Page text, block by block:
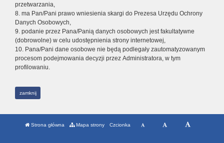
przetwarzania,
8. ma Pan/Pani prawo wniesienia skargi do Prezesa Urzędu Ochrony
Danych Osobowych,
9. podanie przez Pana/Panią danych osobowych jest fakultatywne
(dobrowolne) w celu udostępnienia strony internetowej,
10. Pana/Pani dane osobowe nie będą podlegały zautomatyzowanym
procesom podejmowania decyzji przez Administratora, w tym
profilowaniu.
zamknij
Strona główna Mapa strony Czcionka